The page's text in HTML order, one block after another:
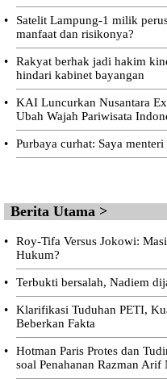
•
Satelit Lampung-1 milik
manfaat dan risikonya?
•
Rakyat berhak jadi hakim
hindari kabinet bayangan
•
KAI Luncurkan Nusantara
Ubah Wajah Pariwisata
• Purbaya curhat: Saya
Berita Utama >
•
Roy-Tifa Versus Jokowi:
Hukum?
• Terbukti bersalah, Nadiem
•
Klarifikasi Tuduhan PETI,
Beberkan Fakta
•
Hotman Paris Protes dan
soal Penahanan Razman Arif